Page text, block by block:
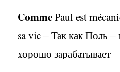
CommePaul est
sa vie –Так как Поль –
хорошо зарабатывает